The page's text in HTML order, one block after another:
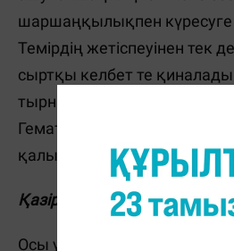
шаршаңқылықпен күресуге
Темірдің жетіспеуінен тек
сыртқы келбет те қиналады:
тырнақ сынады, ал шаш
Гематоген батончигін жеу
қалыпқа келу процесін
Қазір гематогеннің
Осы уақытқа дейін